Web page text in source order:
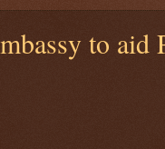
to aid